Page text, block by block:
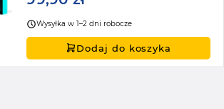
Wysyłka w 1–2 dni robocze
Dodaj do koszyka